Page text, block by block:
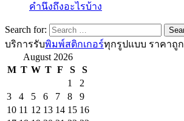
คำนึงถึงอะไรบ้าง
Search for:
บริการรับพิมพ์สติกเกอร์ทุกรูปแบบ ราคาถูก
August 2026
M T W T F S
S
1
2
3
4 5 6 7 8
9
10 11 12 13 14 15 16